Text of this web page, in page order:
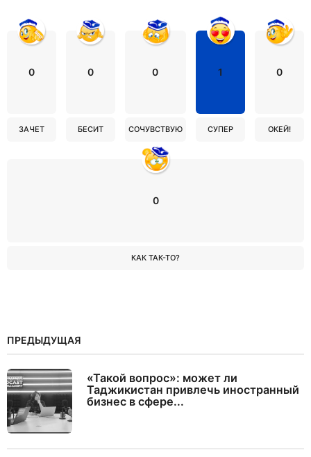
0
ЗАЧЕТ
0
БЕСИТ
0
СОЧУВСТВУЮ
1
СУПЕР
0
ОКЕЙ!
0
КАК ТАК-ТО?
ПРЕДЫДУЩАЯ
«Такой вопрос»: может ли
Таджикистан привлечь иностранный
бизнес в сфере...